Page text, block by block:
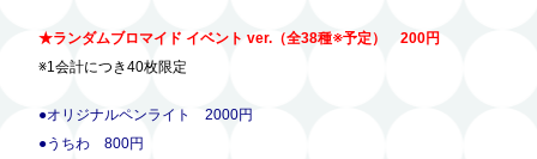
★ランダムブロマイド イベント ver.（全38種※予定） 200円
※1会計につき40枚限定
●オリジナルペンライト 2000円
●うちわ 800円